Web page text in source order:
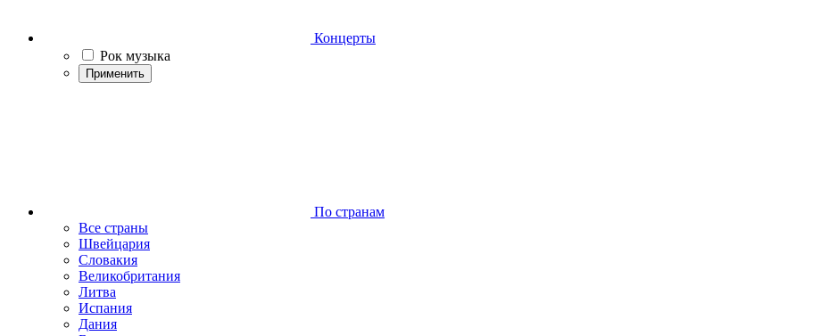
Концерты
Рок музыка
Применить
По странам
Все страны
Швейцария
Словакия
Великобритания
Литва
Испания
Дания